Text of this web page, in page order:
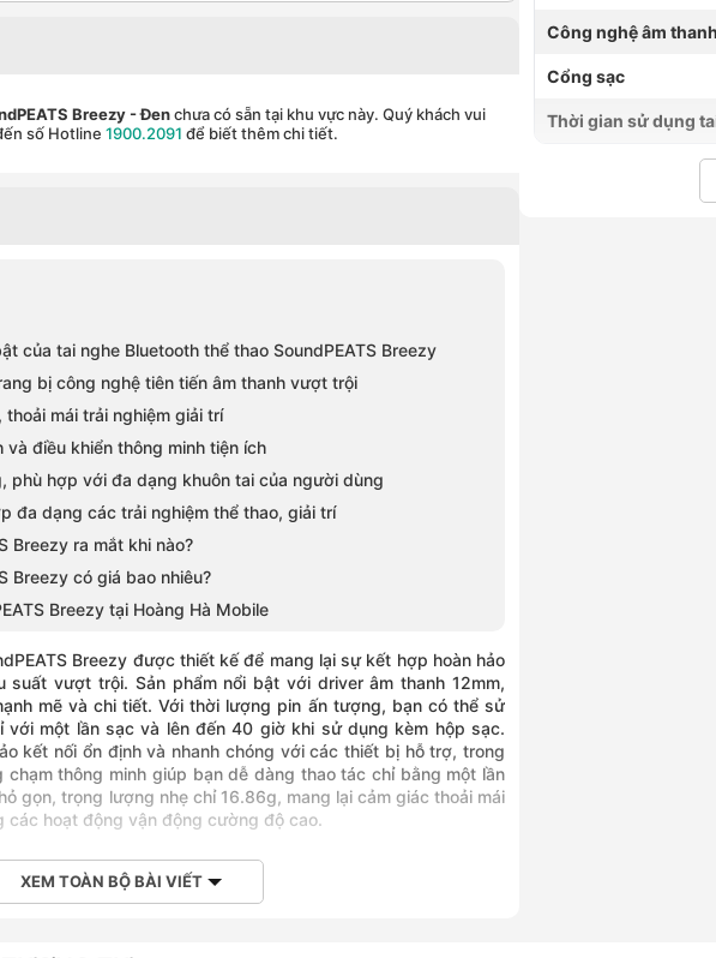
Breezy - Đenchưa có sẵn tại khu vực này. Quý khách vui
số Hotline 1900.2091 để biết thêm chi tiết.
của tai nghe Bluetooth thể thao SoundPEATS Breezy
bị công nghệ tiên tiến âm thanh vượt trội
mái trải nghiệm giải trí
và điều khiển thông minh tiện ích
phù hợp với đa dạng khuôn tai của người dùng
đa dạng các trải nghiệm thể thao, giải trí
Breezy ra mắt khi nào?
Breezy có giá bao nhiêu?
Breezy tại Hoàng Hà Mobile
Breezy được thiết kế để mang lại sự kết hợp hoàn hảo
suất vượt trội. Sản phẩm nổi bật với driver âm thanh 12mm,
mẽ và chi tiết. Với thời lượng pin ấn tượng, bạn có thể sử
với một lần sạc và lên đến 40 giờ khi sử dụng kèm hộp sạc.
kết nối ổn định và nhanh chóng với các thiết bị hỗ trợ, trong
chạm thông minh giúp bạn dễ dàng thao tác chỉ bằng một lần
gọn, trọng lượng nhẹ chỉ 16.86g, mang lại cảm giác thoải mái
hoạt động vận động cường độ cao.
nổi bật của tai nghe Bluetooth thể thao
XEM TOÀN BỘ BÀI VIẾT
Công nghệ âm
Cổng sạc
Thời gian sử dụng